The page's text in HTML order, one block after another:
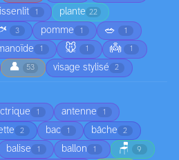
1 plante 22
3 pomme 1 🥗 1
1 🐭 1 👼 1
👤 53 visage stylisé 2
1 antenne 1
2 bac 1 bâche 2
balise 1 ballon 1 🪑 9